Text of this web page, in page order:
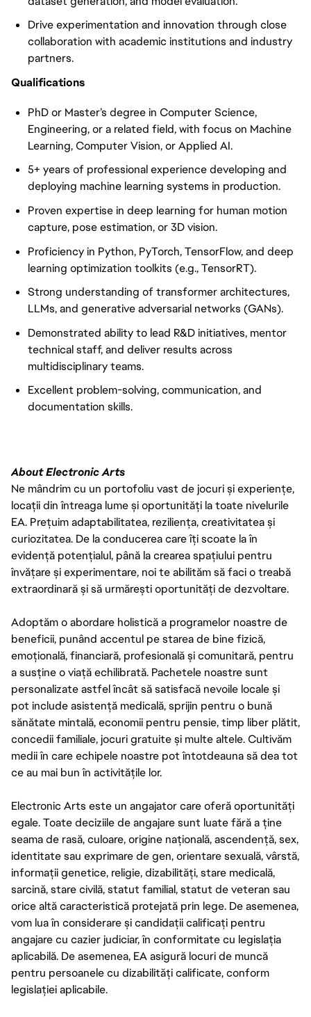
Drive experimentation and innovation through close
collaboration with academic institutions and industry
partners.
Qualifications
PhD or Master’s degree in Computer Science,
Engineering, or a related field, with focus on Machine
Learning, Computer Vision, or Applied AI.
5+ years of professional experience developing and
deploying machine learning systems in production.
Proven expertise in deep learning for human motion
capture, pose estimation, or 3D vision.
Proficiency in Python, PyTorch, TensorFlow, and deep
learning optimization toolkits (e.g., TensorRT).
Strong understanding of transformer architectures,
LLMs, and generative adversarial networks (GANs).
Demonstrated ability to lead R&D initiatives, mentor
technical staff, and deliver results across
multidisciplinary teams.
Excellent problem-solving, communication, and
documentation skills.
About Electronic Arts
Ne mândrim cu un portofoliu vast de jocuri și experiențe,
locații din întreaga lume și oportunități la toate nivelurile
EA. Prețuim adaptabilitatea, reziliența, creativitatea și
curiozitatea. De la conducerea care îți scoate la în
evidență potențialul, până la crearea spațiului pentru
învățare și experimentare, noi te abilităm să faci o treabă
extraordinară și să urmărești oportunități de dezvoltare.
Adoptăm o abordare holistică a programelor noastre de
beneficii, punând accentul pe starea de bine fizică,
emoțională, financiară, profesională și comunitară, pentru
a susține o viață echilibrată. Pachetele noastre sunt
personalizate astfel încât să satisfacă nevoile locale și
pot include asistență medicală, sprijin pentru o bună
sănătate mintală, economii pentru pensie, timp liber plătit,
concedii familiale, jocuri gratuite și multe altele. Cultivăm
medii în care echipele noastre pot întotdeauna să dea tot
ce au mai bun în activitățile lor.
Electronic Arts este un angajator care oferă oportunități
egale. Toate deciziile de angajare sunt luate fără a ține
seama de rasă, culoare, origine națională, ascendență, sex,
identitate sau exprimare de gen, orientare sexuală, vârstă,
informații genetice, religie, dizabilități, stare medicală,
sarcină, stare civilă, statut familial, statut de veteran sau
orice altă caracteristică protejată prin lege. De asemenea,
vom lua în considerare și candidații calificați pentru
angajare cu cazier judiciar, în conformitate cu legislația
aplicabilă. De asemenea, EA asigură locuri de muncă
pentru persoanele cu dizabilități calificate, conform
legislației aplicabile.